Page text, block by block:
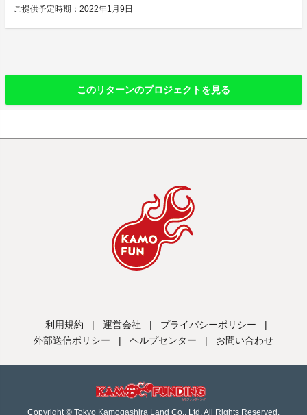
ご提供予定時期：2022年1月9日
このリターンのプロジェクトを見る
利用規約 | 運営会社 | プライバシーポリシー
|
外部送信ポリシー
| ヘルプセンター | お問い合わせ
Copyright © Tokyo Kamogashira Land Co., Ltd. All Rights Reserved.